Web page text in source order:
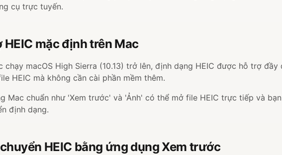
cụ trực tuyến.
HEIC mặc định trên Mac
chạy macOS High Sierra (10.13) trở lên, định dạng HEIC được hỗ trợ
HEIC mà không cần cài phần mềm thêm.
Mac chuẩn như 'Xem trước' và 'Ảnh' có thể mở file HEIC trực tiếp và
định dạng.
HEIC bằng ứng dụng Xem trước